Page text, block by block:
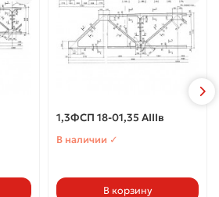
1,3ФСП 18-01,35 АIIIв
В наличии ✓
В корзину